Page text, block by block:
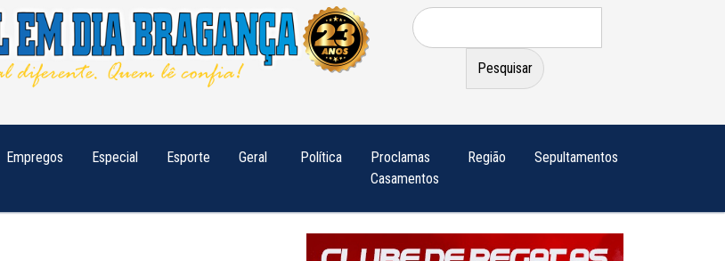
Pesquisar
por:
Empregos Especial Esporte Geral Política
Proclamas
Casamentos
Região Sepultamentos